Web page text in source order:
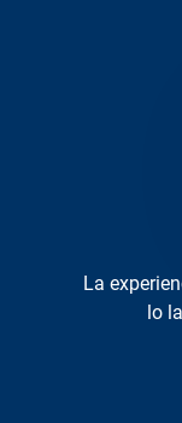
La experiencia de Air Liquide le acompaña a
lo